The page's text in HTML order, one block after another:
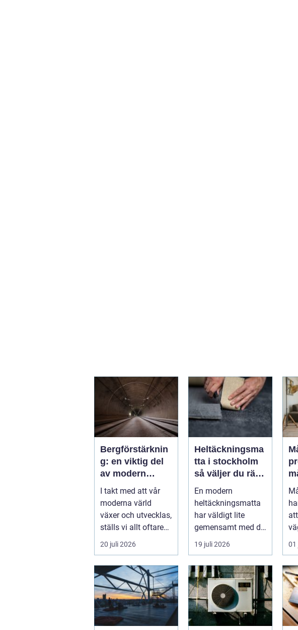
Bergförstärknin
g: en viktig del
av modern
infrastruktur
I takt med att vår
moderna värld
växer och utvecklas,
ställs vi allt oftare
inf...
20 juli 2026
Heltäckningsma
tta i stockholm
så väljer du rätt
för hem och
kontor
En modern
heltäckningsmatta
har väldigt lite
gemensamt med de
plastiga,
varianterna mång...
19 juli 2026 01